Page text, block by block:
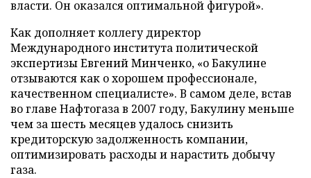
власти. Он оказался оптимальной фигурой».
Как дополняет коллегу директор
Международного института политической
экспертизы Евгений Минченко, «о Бакулине
отзываются как о хорошем профессионале,
качественном специалисте». В самом деле, встав
во главе Нафтогаза в 2007 году, Бакулину меньше
чем за шесть месяцев удалось снизить
кредиторскую задолженность компании,
оптимизировать расходы и нарастить добычу
газа.